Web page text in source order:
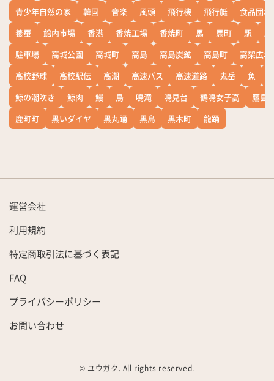
青少年自然の家
韓国 音楽 風頭 飛行機 飛行艇
食品団地
養蚕
館内市場 香港 香焼工場 香焼町 馬 馬町 駅
駐車場
高城公園 高城町 高島 高島炭鉱 高島町
高架広場
高校野球
高校駅伝 高潮 高速バス 高速道路 鬼岳 魚
鯨の潮吹き
鯨肉 鰻 鳥 鳴滝 鳴見台 鶴鳴女子高
鷹島
鹿町町
黒いダイヤ 黒丸踊 黒島 黒木町 龍踊
運営会社
利用規約
特定商取引法に基づく表記
FAQ
プライバシーポリシー
お問い合わせ
© ユウガク. All rights reserved.